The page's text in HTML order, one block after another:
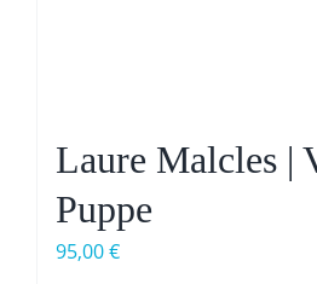
Laure Malcles |
Puppe
95,00€